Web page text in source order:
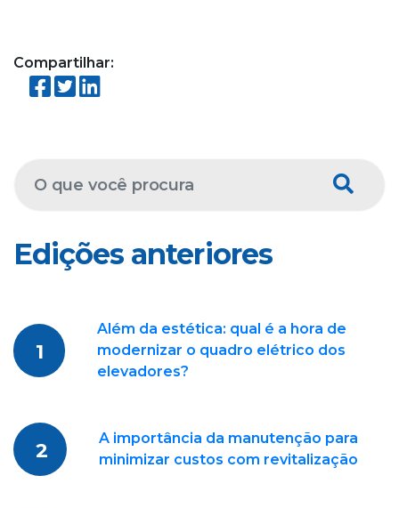
Compartilhar:
Edições anteriores
1
Além da estética: qual é a hora de
modernizar o quadro elétrico dos
elevadores?
2
A importância da manutenção para
minimizar custos com revitalização